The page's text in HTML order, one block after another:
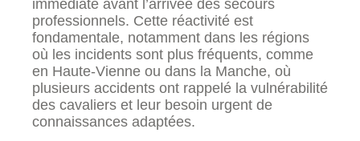
immédiate avant l’arrivée des secours
professionnels. Cette réactivité est
fondamentale, notamment dans les régions
où les incidents sont plus fréquents, comme
en Haute-Vienne ou dans la Manche, où
plusieurs accidents ont rappelé la vulnérabilité
des cavaliers et leur besoin urgent de
connaissances adaptées.